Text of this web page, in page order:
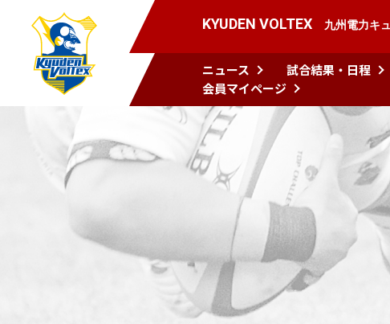
KYUDEN VOLTEX 九州電力キ
ニュース 試合結果・日程
会員マイページ